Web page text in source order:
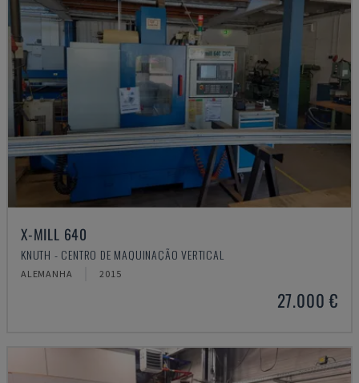
X-MILL 640
KNUTH - CENTRO DE MAQUINAÇÃO VERTICAL
ALEMANHA 2015
27.000 €